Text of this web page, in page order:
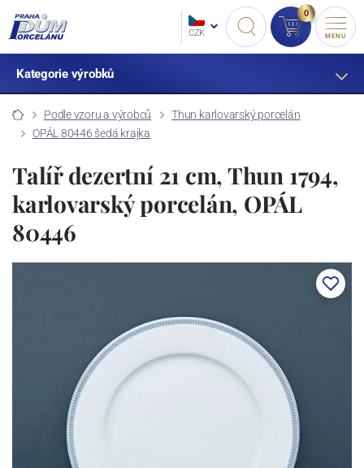
CZK
0
MENU
Kategorie výrobků
Podle vzoru a výrobců
Thun karlovarský porcelán
OPÁL 80446 šedá krajka
Talíř dezertní 21 cm, Thun 1794,
karlovarský porcelán, OPÁL
80446